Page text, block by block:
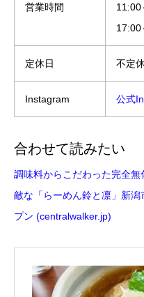
営業時間
11:00
17:00
定休日 不定
Instagram 公式
合わせて読みたい
調味料からこだわった完全
敵な「らーめん鈴と凛」新
プン (centralwalker.jp)